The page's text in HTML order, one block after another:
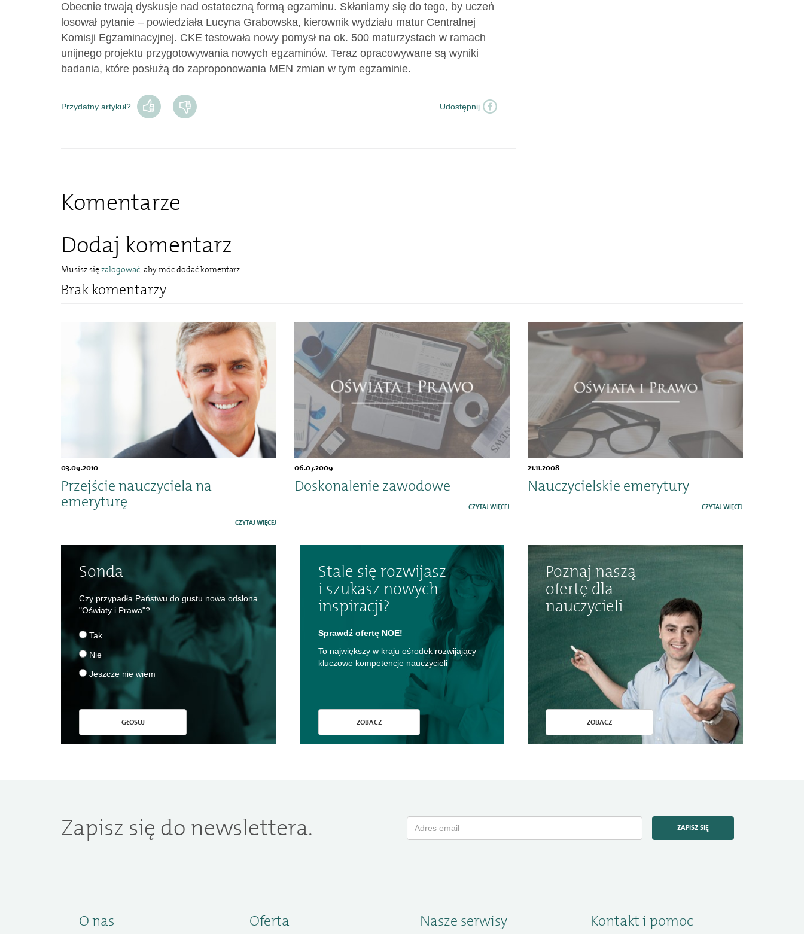
Obecnie trwają dyskusje nad ostateczną formą egzaminu. Skłaniamy się do tego, by uczeń
losował pytanie – powiedziała Lucyna Grabowska, kierownik wydziału matur Centralnej
Komisji Egzaminacyjnej. CKE testowała nowy pomysł na ok. 500 maturzystach w ramach
unijnego projektu przygotowywania nowych egzaminów. Teraz opracowywane są wyniki
badania, które posłużą do zaproponowania MEN zmian w tym egzaminie.
Przydatny artykuł? Udostępnij
Komentarze
Dodaj komentarz
Musisz sięzalogować, aby móc dodać komentarz.
Brak komentarzy
03.09.2010
Przejście nauczyciela na
emeryturę
CZYTAJ WIĘCEJ
06.07.2009
Doskonalenie zawodowe
CZYTAJ WIĘCEJ
21.11.2008
Nauczycielskie emerytury
CZYTAJ WIĘCEJ
Sonda
Czy przypadła Państwu do gustu nowa odsłona
"Oświaty i Prawa"?
Tak
Nie
Jeszcze nie wiem
GŁOSUJ
Stale się rozwijasz
i szukasz nowych
inspiracji?
Sprawdź ofertę NOE!
To największy w kraju ośrodek rozwijający
kluczowe kompetencje nauczycieli
ZOBACZ
Poznaj naszą
ofertę dla
nauczycieli
ZOBACZ
Zapisz się do newslettera. ZAPISZ SIĘ
O nas Oferta Nasze serwisy Kontakt i pomoc